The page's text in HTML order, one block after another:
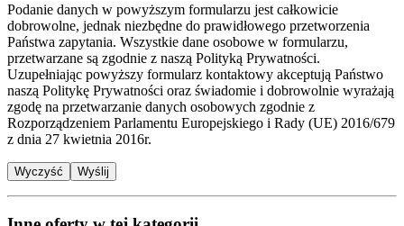
Podanie danych w powyższym formularzu jest całkowicie
dobrowolne, jednak niezbędne do prawidłowego przetworzenia
Państwa zapytania. Wszystkie dane osobowe w formularzu,
przetwarzane są zgodnie z naszą Polityką Prywatności.
Uzupełniając powyższy formularz kontaktowy akceptują Państwo
naszą Politykę Prywatności oraz świadomie i dobrowolnie wyrażają
zgodę na przetwarzanie danych osobowych zgodnie z
Rozporządzeniem Parlamentu Europejskiego i Rady (UE) 2016/679
z dnia 27 kwietnia 2016r.